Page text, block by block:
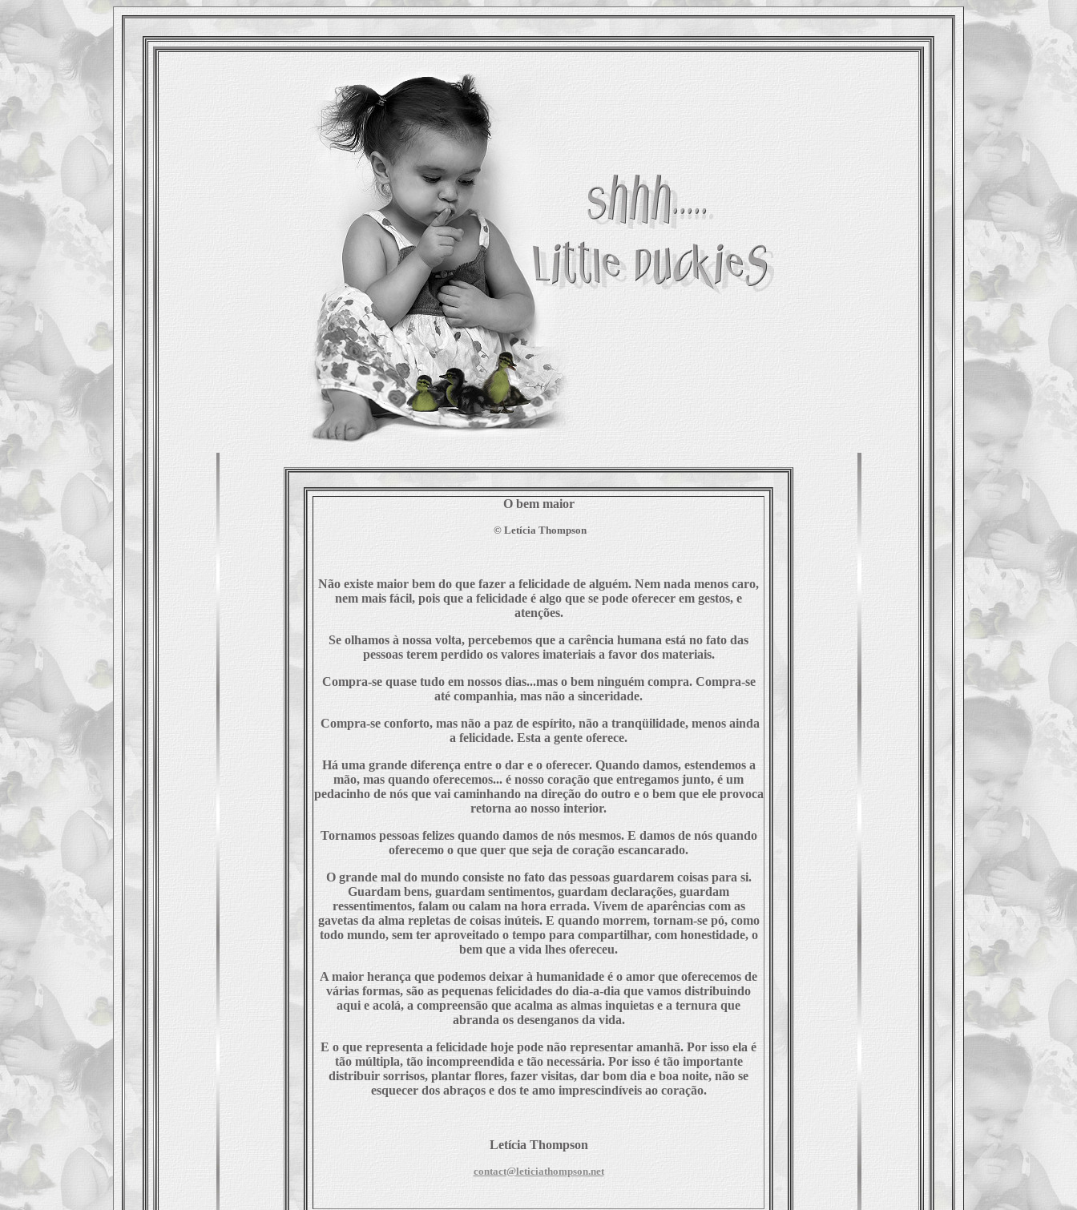
O bem maior
©Letícia Thompson
Não existe maior bem do que fazer a felicidade de alguém. Nem nada menos caro,
nem mais fácil, pois que a felicidade é algo que se pode oferecer em gestos, e
atenções.
Se olhamos à nossa volta, percebemos que a carência humana está no fato das
pessoas terem perdido os valores imateriais a favor dos materiais.
Compra-se quase tudo em nossos dias...mas o bem ninguém compra. Compra-se
até companhia, mas não a sinceridade.
Compra-se conforto, mas não a paz de espírito, não a tranqüilidade, menos ainda
a felicidade. Esta a gente oferece.
Há uma grande diferença entre o dar e o oferecer. Quando damos, estendemos a
mão, mas quando oferecemos... é nosso coração que entregamos junto, é um
pedacinho de nós que vai caminhando na direção do outro e o bem que ele provoca
retorna ao nosso interior.
Tornamos pessoas felizes quando damos de nós mesmos. E damos de nós quando
oferecemo o que quer que seja de coração escancarado.
O grande mal do mundo consiste no fato das pessoas guardarem coisas para si.
Guardam bens, guardam sentimentos, guardam declarações, guardam
ressentimentos, falam ou calam na hora errada. Vivem de aparências com as
gavetas da alma repletas de coisas inúteis. E quando morrem, tornam-se pó, como
todo mundo, sem ter aproveitado o tempo para compartilhar, com honestidade, o
bem que a vida lhes ofereceu.
A maior herança que podemos deixar à humanidade é o amor que oferecemos de
várias formas, são as pequenas felicidades do dia-a-dia que vamos distribuindo
aqui e acolá, a compreensão que acalma as almas inquietas e a ternura que
abranda os desenganos da vida.
E o que representa a felicidade hoje pode não representar amanhã. Por isso ela é
tão múltipla, tão incompreendida e tão necessária. Por isso é tão importante
distribuir sorrisos, plantar flores, fazer visitas, dar bom dia e boa noite, não se
esquecer dos abraços e dos te amo imprescindíveis ao coração.
Letícia Thompson
contact@leticiathompson.net